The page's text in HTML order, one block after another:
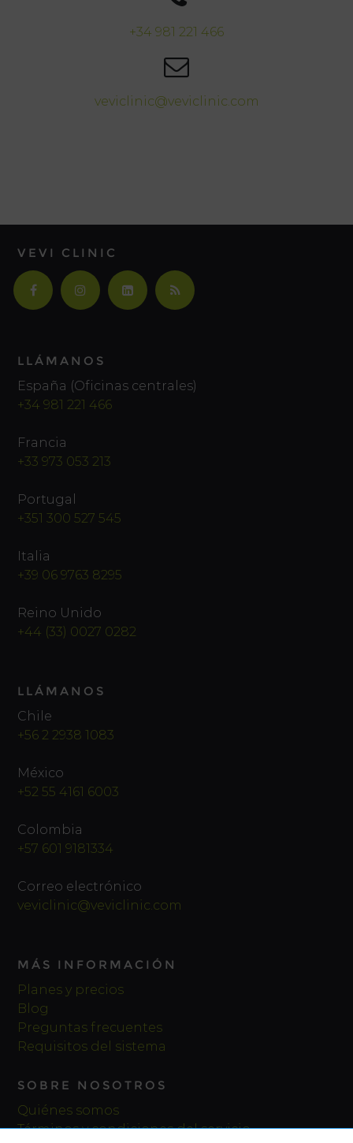
+34 981 221 466
veviclinic@veviclinic.com
VEVI CLINIC
LLÁMANOS
España (Oficinas centrales)
+34 981 221 466
Francia
+33 973 053 213
Portugal
+351 300 527 545
Italia
+39 06 9763 8295
Reino Unido
+44 (33) 0027 0282
LLÁMANOS
Chile
+56 2 2938 1083
México
+52 55 4161 6003
Colombia
+57 601 9181334
Correo electrónico
veviclinic@veviclinic.com
MÁS INFORMACIÓN
Planes y precios
Blog
Preguntas frecuentes
Requisitos del sistema
SOBRE NOSOTROS
Quiénes somos
Términos y condiciones del servicio